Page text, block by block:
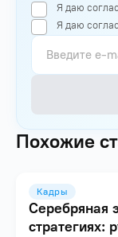
Я даю
Я даю
Похожие
Кадры
Серебряная
стратегиях: